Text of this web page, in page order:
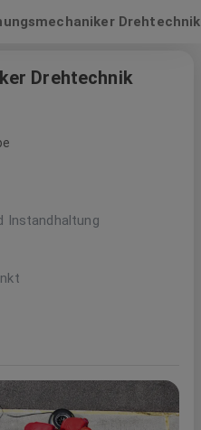
Drehtechnik
Instandhaltung